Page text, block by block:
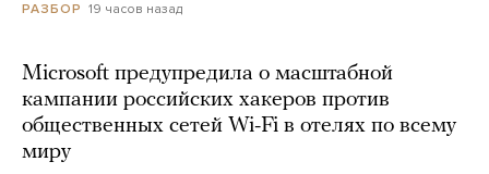
РАЗБОР 19 часов назад
Microsoft предупредила о масштабной
кампании российских хакеров против
общественных сетей Wi-Fi в отелях по всему
миру